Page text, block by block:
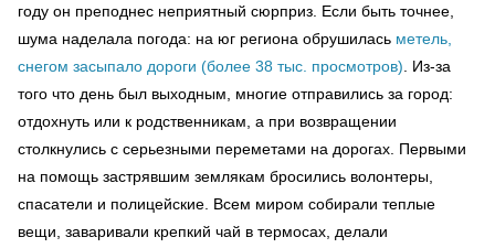
году он преподнес неприятный сюрприз. Если быть точнее,
шума наделала погода: на юг региона обрушилась метель,
снегом засыпало дороги (более 38 тыс. просмотров) . Из-за
того что день был выходным, многие отправились за город:
отдохнуть или к родственникам, а при возвращении
столкнулись с серьезными переметами на дорогах. Первыми
на помощь застрявшим землякам бросились волонтеры,
спасатели и полицейские. Всем миром собирали теплые
вещи, заваривали крепкий чай в термосах, делали